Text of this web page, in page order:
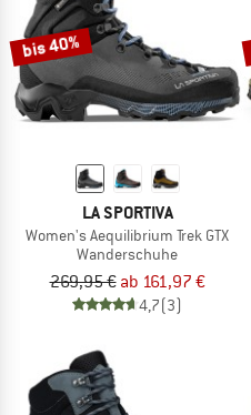
bis 40%
LA SPORTIVA
Women's Aequilibrium Trek GTX
Wanderschuhe
269,95 € ab 161,97 €
4,7(3)